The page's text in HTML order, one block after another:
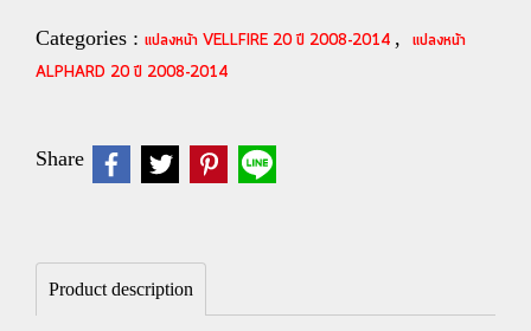
Categories : แปลงหน้า VELLFIRE 20 ปี 2008-2014 , แปลงหน้า
ALPHARD 20 ปี 2008-2014
Share
Product description